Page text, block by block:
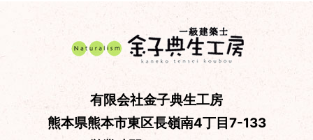
有限会社金子典生工房
熊本県熊本市東区長嶺南4丁目7-133